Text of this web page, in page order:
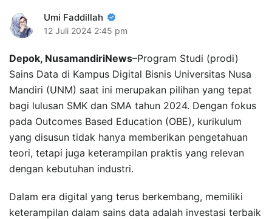
Umi Faddillah
12 Juli 2024 2:45 pm
Depok, NusamandiriNews–Program Studi (prodi)
Sains Data di Kampus Digital Bisnis Universitas Nusa
Mandiri (UNM) saat ini merupakan pilihan yang tepat
bagi lulusan SMK dan SMA tahun 2024. Dengan fokus
pada Outcomes Based Education (OBE), kurikulum
yang disusun tidak hanya memberikan pengetahuan
teori, tetapi juga keterampilan praktis yang relevan
dengan kebutuhan industri.
Dalam era digital yang terus berkembang, memiliki
keterampilan dalam sains data adalah investasi terbaik